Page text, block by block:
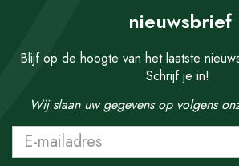
nieuwsbrief
Blijf op de hoogte van het laatste
Schrijf je in!
Wij slaan uw gegevens op volgens